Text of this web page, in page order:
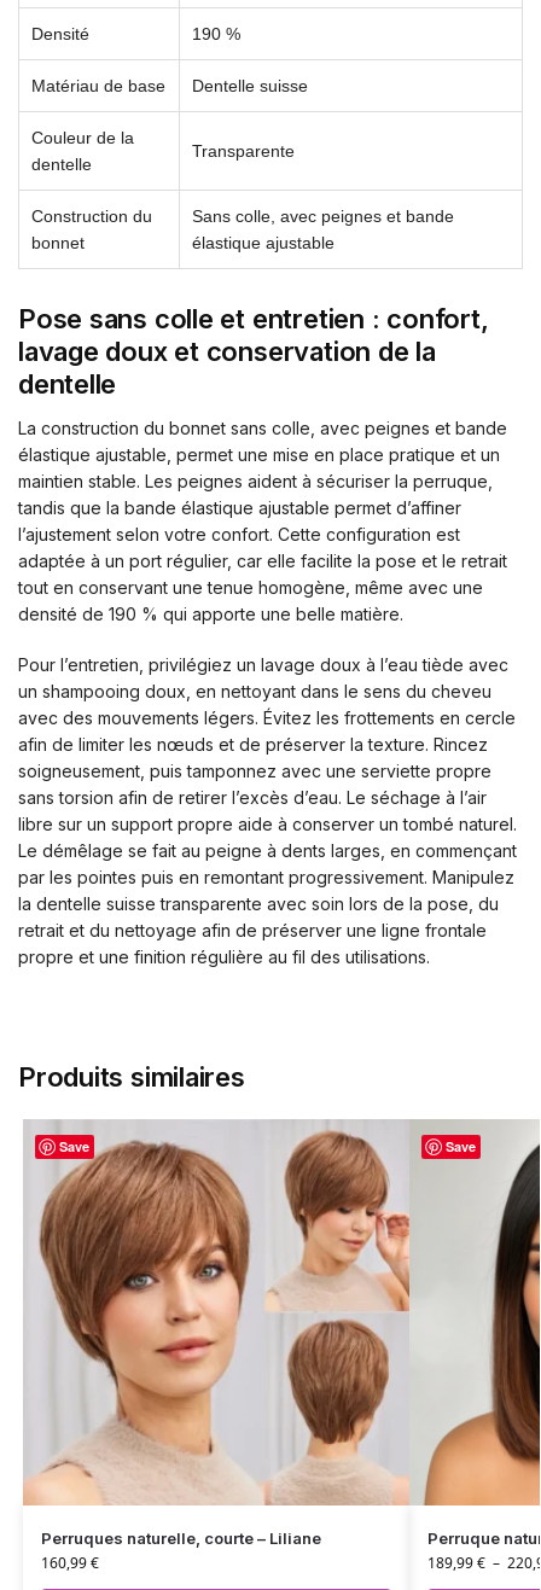
Densité 190 %
Matériau de base Dentelle suisse
Couleur de la
dentelle
Transparente
Construction du
bonnet
Sans colle, avec peignes et bande
élastique ajustable
Pose sans colle et entretien : confort,
lavage doux et conservation de la
dentelle
La construction du bonnet sans colle, avec peignes et bande
élastique ajustable, permet une mise en place pratique et un
maintien stable. Les peignes aident à sécuriser la perruque,
tandis que la bande élastique ajustable permet d’affiner
l’ajustement selon votre confort. Cette configuration est
adaptée à un port régulier, car elle facilite la pose et le retrait
tout en conservant une tenue homogène, même avec une
densité de 190 % qui apporte une belle matière.
Pour l’entretien, privilégiez un lavage doux à l’eau tiède avec
un shampooing doux, en nettoyant dans le sens du cheveu
avec des mouvements légers. Évitez les frottements en cercle
afin de limiter les nœuds et de préserver la texture. Rincez
soigneusement, puis tamponnez avec une serviette propre
sans torsion afin de retirer l’excès d’eau. Le séchage à l’air
libre sur un support propre aide à conserver un tombé naturel.
Le démêlage se fait au peigne à dents larges, en commençant
par les pointes puis en remontant progressivement. Manipulez
la dentelle suisse transparente avec soin lors de la pose, du
retrait et du nettoyage afin de préserver une ligne frontale
propre et une finition régulière au fil des utilisations.
Produits similaires
Save
Perruques naturelle, courte – Liliane
160,99€
Save
Perruque
189,99€ –